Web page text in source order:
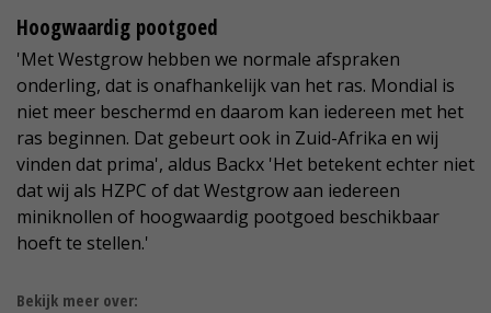
Hoogwaardig pootgoed
'Met Westgrow hebben we normale afspraken
onderling, dat is onafhankelijk van het ras. Mondial is
niet meer beschermd en daarom kan iedereen met het
ras beginnen. Dat gebeurt ook in Zuid-Afrika en wij
vinden dat prima', aldus Backx 'Het betekent echter niet
dat wij als HZPC of dat Westgrow aan iedereen
miniknollen of hoogwaardig pootgoed beschikbaar
hoeft te stellen.'
Bekijk meer over: